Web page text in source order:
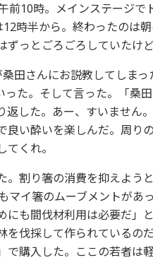
10時。メインステージで
時半から。終わったのは
っとごろごろしていたけど
田さんにお説教してしま
た。そして言った。「桑
返した。あー、すいません
い酔いを楽しんだ。周り
くれ。
割り箸の消費を抑えよう
マイ箸のムーブメントがあ
にも間伐材利用は必要だ」
伐採して作られているの
で購入した。ここの若者は